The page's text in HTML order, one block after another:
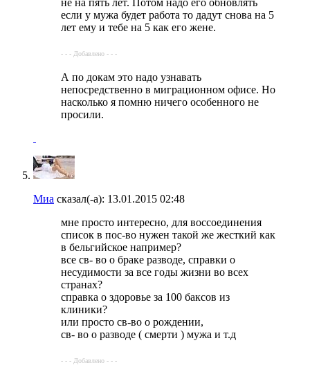
если у мужа будет работа то дадут снова на 5
лет ему и тебе на 5 как его жене.
- - - Добавлено - - -
А по докам это надо узнавать
непосредственно в миграционном офисе. Но
насколько я помню ничего особенного не
просили.
Миа сказал(-а): 13.01.2015 02:48
мне просто интересно, для воссоединения
список в пос-во нужен такой же жесткий как
в бельгийское например?
все св- во о браке разводе, справки о
несудимости за все годы жизни во всех
странах?
справка о здоровье за 100 баксов из
клиники?
или просто св-во о рождении,
св- во о разводе ( смерти ) мужа и т.д
- - - Добавлено - - -